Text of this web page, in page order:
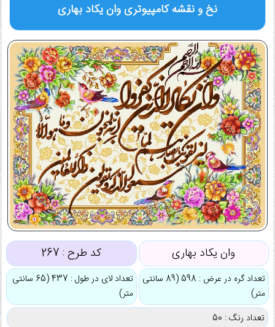
نخ و نقشه کامپیوتریوان یکاد بهاری
وان یکاد بهاری کد طرح : 267
تعداد گره در عرض : 598 (89 سانتی
متر)
تعداد لای در طول : 437 (65 سانتی
متر)
تعداد رنگ : 50